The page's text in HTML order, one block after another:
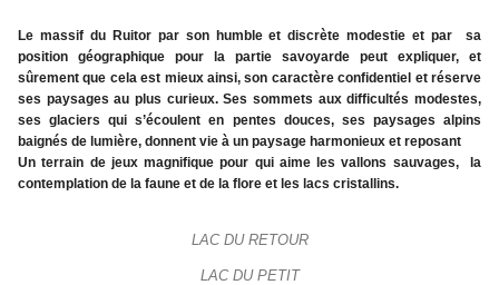
Le massif du Ruitor par son humble et discrète modestie et par sa
position géographique pour la partie savoyarde peut expliquer, et
sûrement que cela est mieux ainsi, son caractère confidentiel et réserve
ses paysages au plus curieux. Ses sommets aux difficultés modestes,
ses glaciers qui s’écoulent en pentes douces, ses paysages alpins
baignés de lumière, donnent vie à un paysage harmonieux et reposant
Un terrain de jeux magnifique pour qui aime les vallons sauvages, la
contemplation de la faune et de la flore et les lacs cristallins.
LAC DU RETOUR
LAC DU PETIT